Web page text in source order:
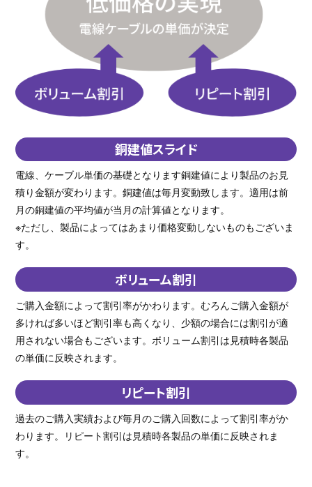
銅建値スライド
電線、ケーブル単価の基礎となります銅建値により製品のお見
積り金額が変わります。銅建値は毎月変動致します。適用は前
月の銅建値の平均値が当月の計算値となります。
※ただし、製品によってはあまり価格変動しないものもございま
す。
ボリューム割引
ご購入金額によって割引率がかわります。むろんご購入金額が
多ければ多いほど割引率も高くなり、少額の場合には割引が適
用されない場合もございます。ボリューム割引は見積時各製品
の単価に反映されます。
リピート割引
過去のご購入実績および毎月のご購入回数によって割引率がか
わります。リピート割引は見積時各製品の単価に反映されま
す。